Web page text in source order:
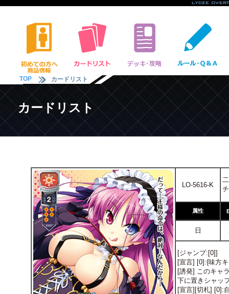
TOP カードリスト
カードリスト
LO-5616-K
属性
日
[ジャンプ:[0]]
[宣言] [0]:{味方
[誘発] このキャ
下に置きシャッ
[宣言][切札] [0]: